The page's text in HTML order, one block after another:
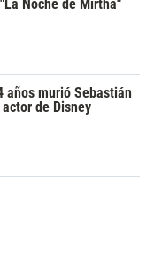
Noche de Mirtha"
años murió Sebastián
de Disney